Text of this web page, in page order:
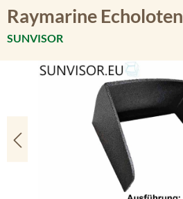
Raymarine Echoloten
SUNVISOR
Bildergalerie überspringen